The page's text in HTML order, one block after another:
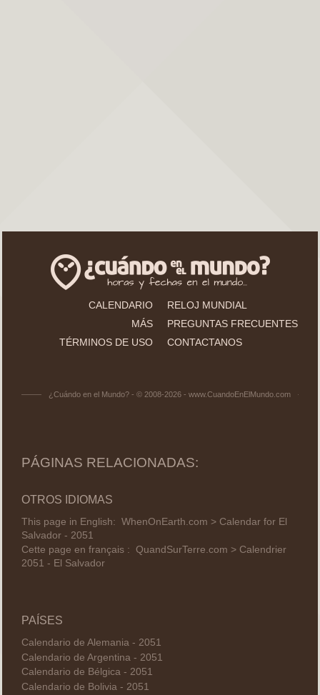
CALENDARIO
RELOJ MUNDIAL
MÁS
PREGUNTAS FRECUENTES
TÉRMINOS DE USO
CONTACTANOS
¿Cuándo en el Mundo? - © 2008-2026 - www.CuandoEnElMundo.com
PÁGINAS RELACIONADAS:
OTROS IDIOMAS
This page in English: WhenOnEarth.com > Calendar for El
Salvador - 2051
Cette page en français : QuandSurTerre.com > Calendrier
2051 - El Salvador
PAÍSES
Calendario de Alemania - 2051
Calendario de Argentina - 2051
Calendario de Bélgica - 2051
Calendario de Bolivia - 2051